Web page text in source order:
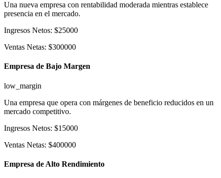
Una nueva empresa con rentabilidad moderada mientras establece
presencia en el mercado.
Ingresos Netos: $25000
Ventas Netas: $300000
Empresa de Bajo Margen
low_margin
Una empresa que opera con márgenes de beneficio reducidos en un
mercado competitivo.
Ingresos Netos: $15000
Ventas Netas: $400000
Empresa de Alto Rendimiento